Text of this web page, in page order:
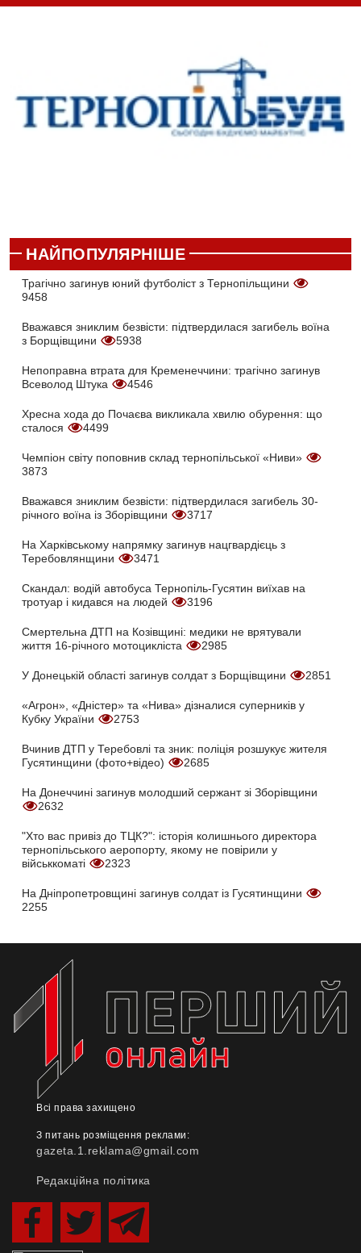
НАЙПОПУЛЯРНІШЕ
Трагічно загинув юний футболіст з Тернопільщини
9458
Вважався зниклим безвісти: підтвердилася загибель воїна
з Борщівщини
5938
Непоправна втрата для Кременеччини: трагічно загинув
Всеволод Штука
4546
Хресна хода до Почаєва викликала хвилю обурення: що
сталося
4499
Чемпіон світу поповнив склад тернопільської «Ниви»
3873
Вважався зниклим безвісти: підтвердилася загибель 30-
річного воїна із Зборівщини
3717
На Харківському напрямку загинув нацгвардієць з
Теребовлянщини
3471
Скандал: водій автобуса Тернопіль-Гусятин виїхав на
тротуар і кидався на людей
3196
Смертельна ДТП на Козівщині: медики не врятували
життя 16-річного мотоцикліста
2985
У Донецькій області загинув солдат з Борщівщини 2851
«Агрон», «Дністер» та «Нива» дізналися суперників у
Кубку України
2753
Вчинив ДТП у Теребовлі та зник: поліція розшукує жителя
Гусятинщини (фото+відео)
2685
На Донеччині загинув молодший сержант зі Зборівщини
2632
"Хто вас привіз до ТЦК?": історія колишнього директора
тернопільського аеропорту, якому не повірили у
військкоматі
2323
На Дніпропетровщині загинув солдат із Гусятинщини
2255
Всі права захищено
З питань розміщення реклами:
gazeta.1.reklama@gmail.com
Редакційна політика